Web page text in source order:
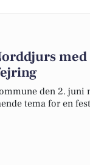
den 2.
tema for en